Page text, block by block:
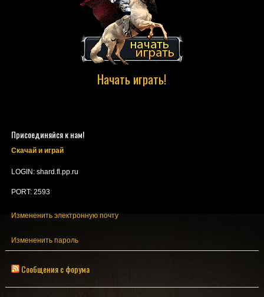
Начать играть!
Присоединяйся к нам!
Скачай и играй
LOGIN: shard.fl.pp.ru
PORT: 2593
Измененить электронную почту
Измененить пароль
Сообщения с форума